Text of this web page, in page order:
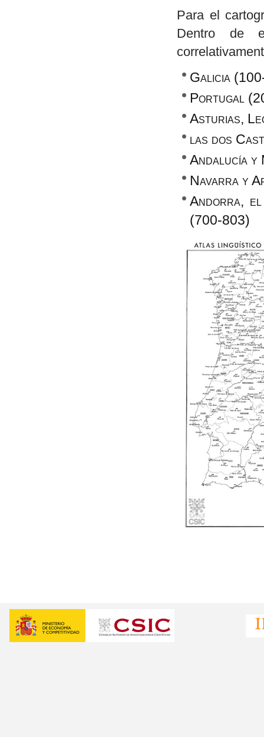
Para el
Dentro de
Galicia
Portugal
Asturias,
las dos
Andalucía y
Navarra y
Andorra,
(700-803)